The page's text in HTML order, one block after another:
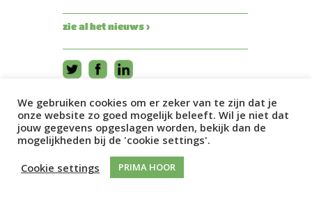
zie al het nieuws ›
We gebruiken cookies om er zeker van te zijn dat je
onze website zo goed mogelijk beleeft. Wil je niet dat
jouw gegevens opgeslagen worden, bekijk dan de
mogelijkheden bij de 'cookie settings'.
Cookie settings
PRIMA HOOR